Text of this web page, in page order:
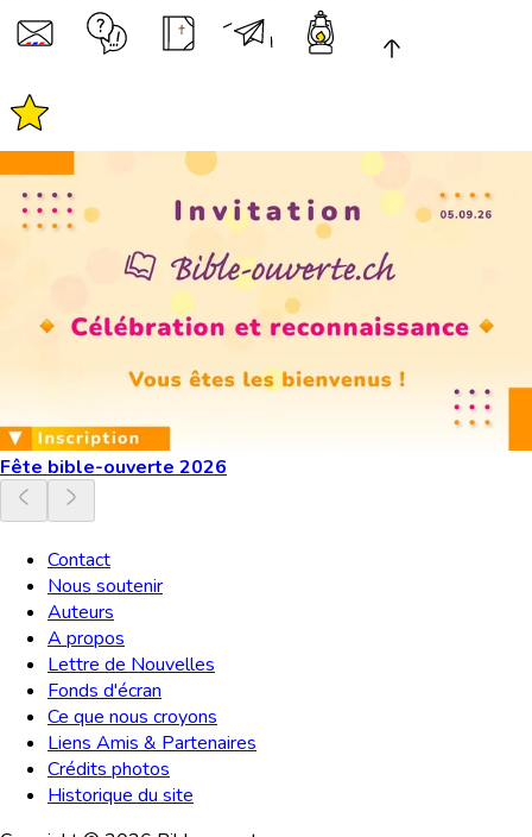
Fête bible-ouverte 2026
Contact
Nous soutenir
Auteurs
A propos
Lettre de Nouvelles
Fonds d'écran
Ce que nous croyons
Liens Amis & Partenaires
Crédits photos
Historique du site